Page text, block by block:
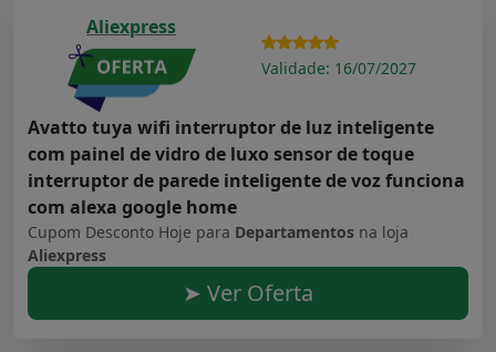
Aliexpress
Validade: 16/07/2027
Avatto tuya wifi interruptor de luz inteligente
com painel de vidro de luxo sensor de toque
interruptor de parede inteligente de voz funciona
com alexa google home
Cupom Desconto Hoje para Departamentos na loja
Aliexpress
➤ Ver Oferta